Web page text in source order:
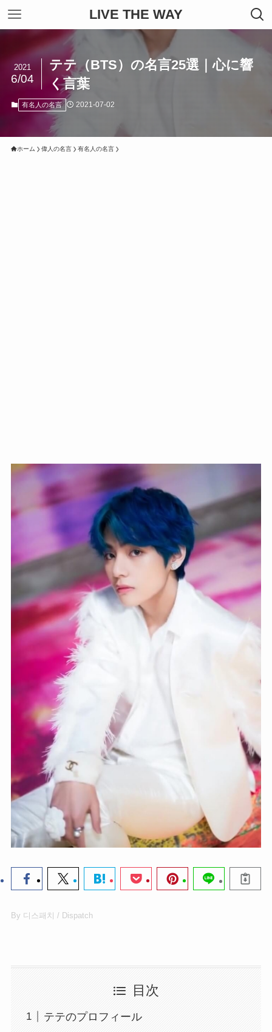
LIVE THE WAY
テテ（BTS）の名言25選｜心に響
く言葉
2021
6/04
有名人の名言 2021-07-02
ホーム 偉人の名言 有名人の名言
By 디스패치 / Dispatch
目次
テテのプロフィール